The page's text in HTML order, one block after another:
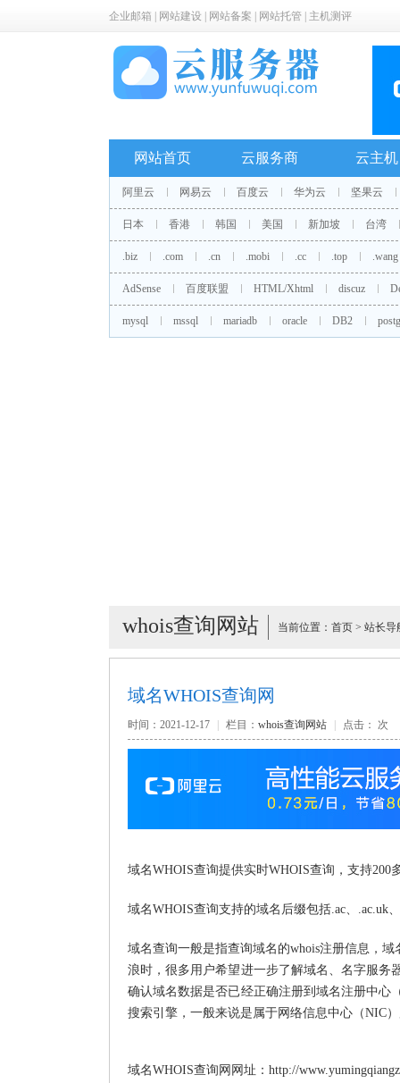
企业邮箱 网站建设 网站备案 网站托管 主机测评
网站首页 云服务商 云主机
阿里云 网易云 百度云 华为云 坚果云
日本 香港 韩国 美国 新加坡 台湾
.biz .com .cn .mobi .cc .top .wang
AdSense 百度联盟 HTML/Xhtml discuz
mysql mssql mariadb oracle DB2
whois查询网站 当前位置： 首页 > 站长导
域名WHOIS查询网
时间：2021-12-17 栏目： whois查询网站 点击： 次
域名WHOIS查询提供实时WHOIS查询，支持
域名WHOIS查询支持的域名后缀包括.ac、.ac.uk
域名查询一般是指查询域名的whois注册信息，
浪时，很多用户希望进一步了解域名、名字服务
确认域名数据是否已经正确注册到域名注册中心
搜索引擎，一般来说是属于网络信息中心（NIC
域名WHOIS查询网网址：http://